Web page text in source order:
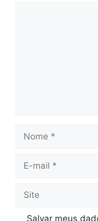
Nome
Site
Salvar meus